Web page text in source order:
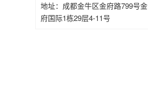
地址：成都金牛区金府路799号金
府国际1栋29层4-11号